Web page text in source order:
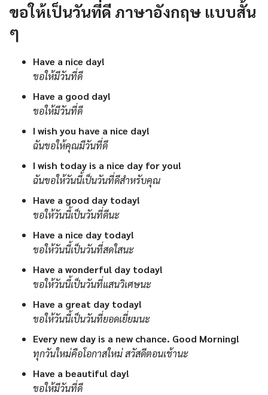
ขอให้เป็นวันที่ดี ภาษาอังกฤษ แบบสั้น
ๆ
Have a nice day!
ขอให้มีวันที่ดี
Have a good day!
ขอให้มีวันที่ดี
I wish you have a nice day!
ฉันขอให้คุณมีวันที่ดี
I wish today is a nice day for you!
ฉันขอให้วันนี้เป็นวันที่ดีสำหรับคุณ
Have a good day today!
ขอให้วันนี้เป็นวันที่ดีนะ
Have a nice day today!
ขอให้วันนี้เป็นวันที่สดใสนะ
Have a wonderful day today!
ขอให้วันนี้เป็นวันที่แสนวิเศษนะ
Have a great day today!
ขอให้วันนี้เป็นวันที่ยอดเยี่ยมนะ
Every new day is a new chance. Good Morning!
ทุกวันใหม่คือโอกาสใหม่ สวัสดีตอนเช้านะ
Have a beautiful day!
ขอให้มีวันที่ดี